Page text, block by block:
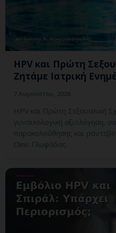
HPV και Πρώτη
Ζητάμε Ιατρική
HPV και Πρώτη Σεξουαλική
γυναικολογική αξιολόγηση,
παρακολούθησης και
Clinic Γλυφάδας.